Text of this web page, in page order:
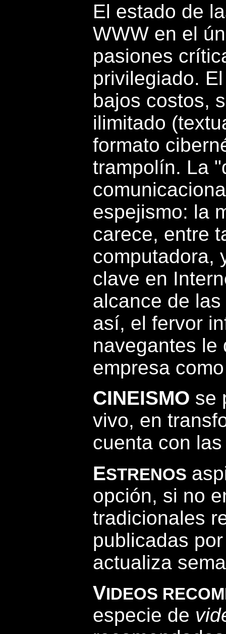
El estado de
WWW en el
pasiones
privilegiado.
bajos costos,
ilimitado
formato
trampolín. La
espejismo: la
carece, entre
computadora,
clave en
alcance de
así, el fervor
navegantes le
empresa
CINEISMO se
vivo, en
cuenta con
ESTRENOS
opción, si no
tradicionales
publicadas
actualiza
VIDEOS
especie de